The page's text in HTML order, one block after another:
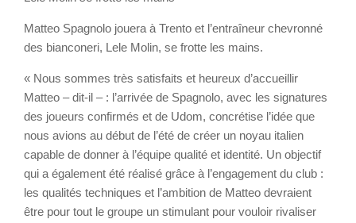
Matteo Spagnolo jouera à Trento et l’entraîneur chevronné
des bianconeri, Lele Molin, se frotte les mains.
« Nous sommes très satisfaits et heureux d’accueillir
Matteo – dit-il – : l’arrivée de Spagnolo, avec les signatures
des joueurs confirmés et de Udom, concrétise l’idée que
nous avions au début de l’été de créer un noyau italien
capable de donner à l’équipe qualité et identité. Un objectif
qui a également été réalisé grâce à l’engagement du club :
les qualités techniques et l’ambition de Matteo devraient
être pour tout le groupe un stimulant pour vouloir rivaliser